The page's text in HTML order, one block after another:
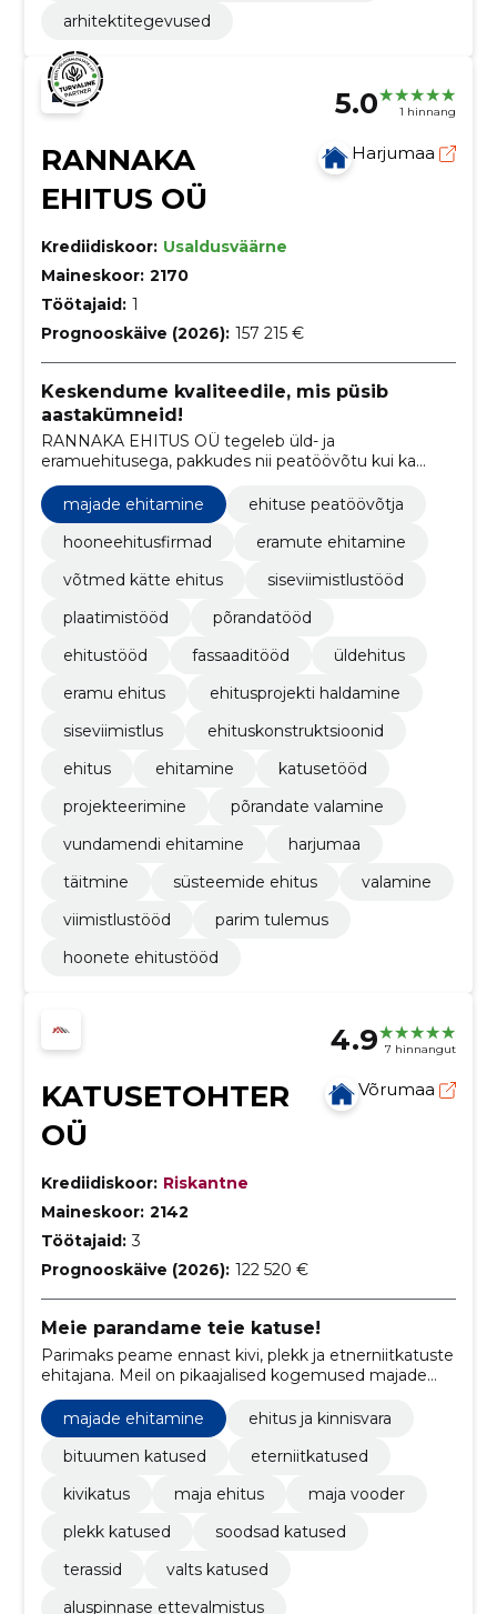
arhitektitegevused
5.0 1 hinnang
RANNAKA
EHITUS OÜ
Harjumaa
Krediidiskoor: Usaldusväärne
Maineskoor: 2170
Töötajaid: 1
Prognooskäive (2026): 157 215 €
Keskendume kvaliteedile, mis püsib
aastakümneid!
RANNAKA EHITUS OÜ tegeleb üld- ja
eramuehitusega, pakkudes nii peatöövõtu kui ka
"võtmed kätte" lahendusi.
majade ehitamine
ehituse peatöövõtja
hooneehitusfirmad
eramute ehitamine
võtmed kätte ehitus
siseviimistlustööd
plaatimistööd
põrandatööd
ehitustööd
fassaaditööd
üldehitus
eramu ehitus
ehitusprojekti haldamine
siseviimistlus
ehituskonstruktsioonid
ehitus
ehitamine
katusetööd
projekteerimine
põrandate valamine
vundamendi ehitamine
harjumaa
täitmine
süsteemide ehitus
valamine
viimistlustööd
parim tulemus
hoonete ehitustööd
4.9 7 hinnangut
KATUSETOHTER
OÜ
Võrumaa
Krediidiskoor: Riskantne
Maineskoor: 2142
Töötajaid: 3
Prognooskäive (2026): 122 520 €
Meie parandame teie katuse!
Parimaks peame ennast kivi­, plekk ja etnerniitkatuste
ehitajana. Meil on pikaajalised kogemused majade
välisfassaadide soojustamise,kui ka sisetööde
tegemisel.
majade ehitamine
ehitus ja kinnisvara
bituumen katused
eterniitkatused
kivikatus
maja ehitus
maja vooder
plekk katused
soodsad katused
terassid
valts katused
aluspinnase ettevalmistus